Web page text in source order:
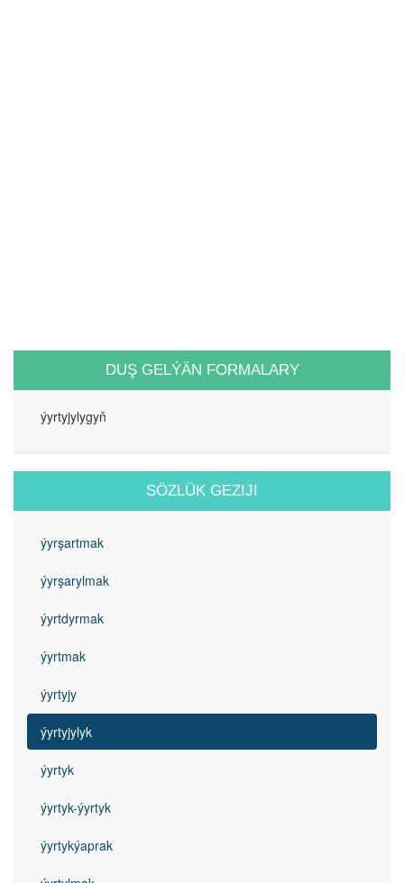
DUŞ GELÝÄN FORMALARY
ýyrtyjylygyň
SÖZLÜK GEZIJI
ýyrşartmak
ýyrşarylmak
ýyrtdyrmak
ýyrtmak
ýyrtyjy
ýyrtyjylyk
ýyrtyk
ýyrtyk-ýyrtyk
ýyrtykýaprak